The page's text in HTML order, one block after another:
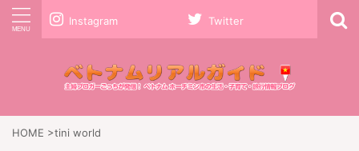
Instagram Twitter
HOME >tini world